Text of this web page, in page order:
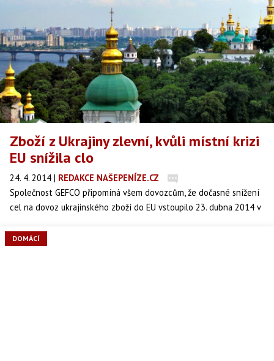
Zboží z Ukrajiny zlevní, kvůli místní krizi
EU snížila clo
24. 4. 2014 | REDAKCE NAŠEPENÍZE.CZ
Společnost GEFCO připomíná všem dovozcům, že dočasné snížení
cel na dovoz ukrajinského zboží do EU vstoupilo 23. dubna 2014 v
snaze snížit hospodářské důsledky současné krize na Ukrajině.
DOMÁCÍ